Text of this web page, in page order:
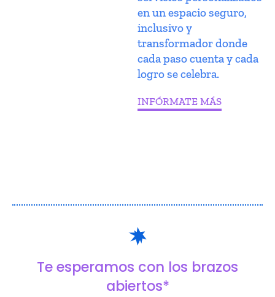
en un espacio seguro,
inclusivo y
transformador donde
cada paso cuenta y cada
logro se celebra.
INFÓRMATE MÁS
Te esperamos con los brazos
abiertos*